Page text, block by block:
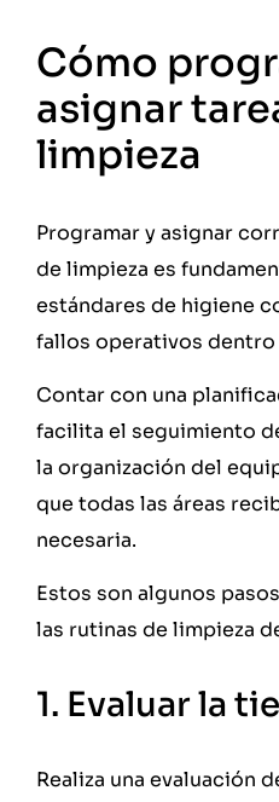
Cómo
asignar
limpieza
Programar y asignar
de limpieza es
estándares de higiene
fallos operativos dentro
Contar con una
facilita el seguimiento
la organización del
que todas las áreas
necesaria.
Estos son algunos
las rutinas de limpieza
1. Evaluar la
Realiza una evaluación